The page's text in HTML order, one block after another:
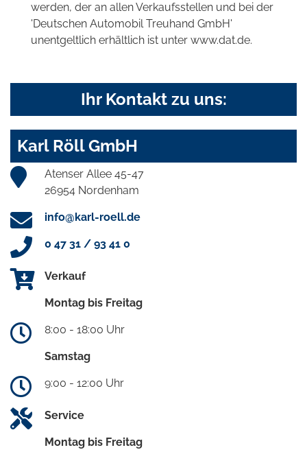
werden, der an allen Verkaufsstellen und bei der
'Deutschen Automobil Treuhand GmbH'
unentgeltlich erhältlich ist unter www.dat.de.
Ihr Kontakt zu uns:
Karl Röll GmbH
Atenser Allee 45-47
26954 Nordenham
info@karl-roell.de
0 47 31 / 93 41 0
Verkauf
Montag bis Freitag
8:00 - 18:00 Uhr
Samstag
9:00 - 12:00 Uhr
Service
Montag bis Freitag